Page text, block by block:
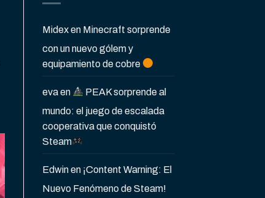
Midexen Minecraft sorprende
con un nuevo gólem y
equipamiento de cobre
evaen
PEAK sorprende al
mundo: el juego de escalada
cooperativa que conquistó
Steam
Edwinen ¡Content Warning: El
Nuevo Fenómeno de Steam!